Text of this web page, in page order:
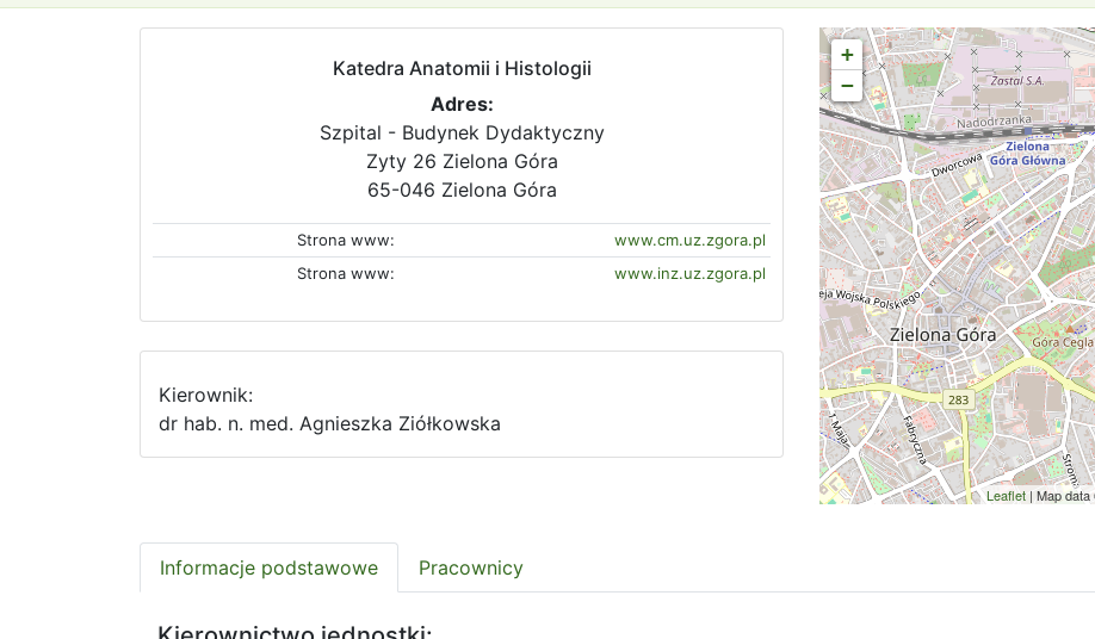
Katedra Anatomii i Histologii
Adres:
Szpital - Budynek Dydaktyczny
Zyty 26 Zielona Góra
65-046 Zielona Góra
Strona www:
www.cm.uz.zgora.pl
Strona www:
www.inz.uz.zgora.pl
Kierownik:
dr hab. n. med. Agnieszka Ziółkowska
+
−
Leaflet | Map
Informacje podstawowe Pracownicy